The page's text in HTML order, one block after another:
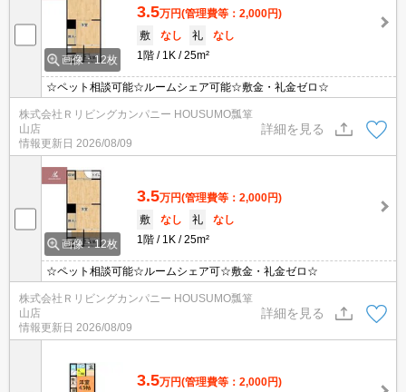
画像：12枚
3.5万円(管理費等：2,000円)
敷
なし 礼
なし
1階
1K 25m²
☆ペット相談可能☆ルームシェア可能☆敷金・礼金ゼロ☆
株式会社Ｒリビングカンパニー HOUSUMO瓢箪
山店
情報更新日 2026/08/09
詳細を見る
画像：12枚
3.5万円(管理費等：2,000円)
敷
なし 礼
なし
1階
1K 25m²
☆ペット相談可能☆ルームシェア可☆敷金・礼金ゼロ☆
株式会社Ｒリビングカンパニー HOUSUMO瓢箪
山店
情報更新日 2026/08/09
詳細を見る
3.5万円(管理費等：2,000円)